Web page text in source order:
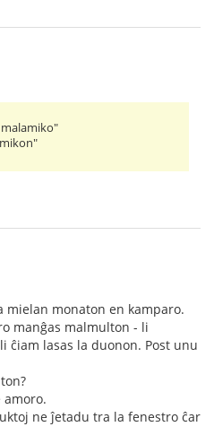
mielan monaton en kamparo.
manĝas malmulton - li
ĉiam lasas la duonon. Post unu
ne ĵetadu tra la fenestro ĉar